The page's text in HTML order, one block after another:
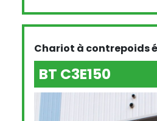
Chariot à contrepoids
BT C3E150